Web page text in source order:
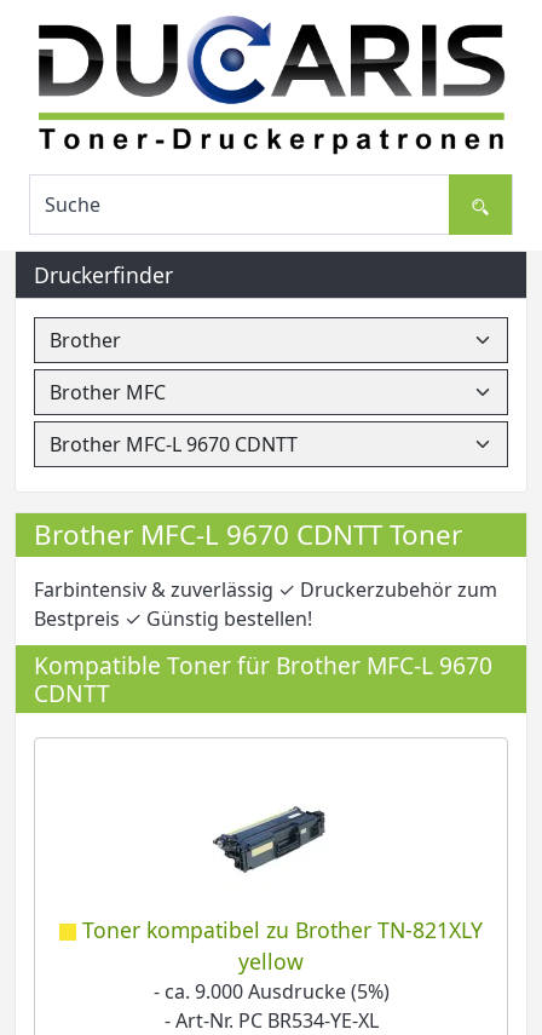
Druckerfinder
Brother MFC-L 9670 CDNTT Toner
Farbintensiv & zuverlässig ✓ Druckerzubehör zum
Bestpreis ✓ Günstig bestellen!
Kompatible Toner für Brother MFC-L 9670
CDNTT
Toner kompatibel zu Brother TN-821XLY
yellow
- ca. 9.000 Ausdrucke (5%)
- Art-Nr. PC BR534-YE-XL